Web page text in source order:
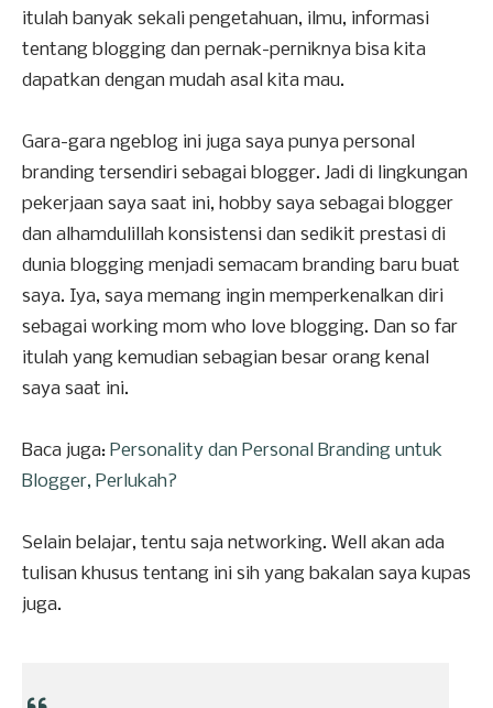
itulah banyak sekali pengetahuan, ilmu, informasi
tentang blogging dan pernak-perniknya bisa kita
dapatkan dengan mudah asal kita mau.
Gara-gara ngeblog ini juga saya punya personal
branding tersendiri sebagai blogger. Jadi di lingkungan
pekerjaan saya saat ini, hobby saya sebagai blogger
dan alhamdulillah konsistensi dan sedikit prestasi di
dunia blogging menjadi semacam branding baru buat
saya. Iya, saya memang ingin memperkenalkan diri
sebagai working mom who love blogging. Dan so far
itulah yang kemudian sebagian besar orang kenal
saya saat ini.
Baca juga: Personality dan Personal Branding untuk
Blogger, Perlukah?
Selain belajar, tentu saja networking. Well akan ada
tulisan khusus tentang ini sih yang bakalan saya kupas
juga.